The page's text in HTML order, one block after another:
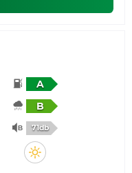
A
B
71db